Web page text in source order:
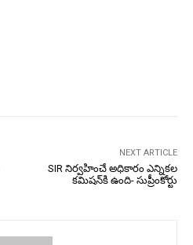
NEXT ARTICLE
SIR నిర్వహించే అధికారం ఎన్నికల
కమిషన్‌కి ఉంది- సుప్రీంకోర్టు